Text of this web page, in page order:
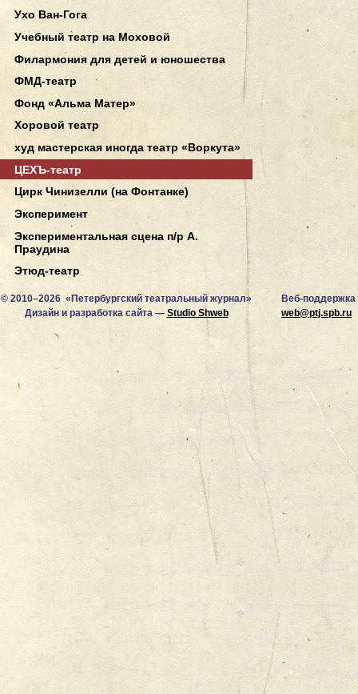
Ухо Ван-Гога
Учебный театр на Моховой
Филармония для детей и юношества
ФМД-театр
Фонд «Альма Матер»
Хоровой театр
худ мастерская иногда театр «Воркута»
ЦЕХЪ-театр
Цирк Чинизелли (на Фонтанке)
Эксперимент
Экспериментальная сцена п/р А.
Праудина
Этюд-театр
© 2010–2026 «Петербургский театральный журнал»
Дизайн и разработка сайта — Studio Shweb
Веб-поддержка
web@ptj.spb.ru